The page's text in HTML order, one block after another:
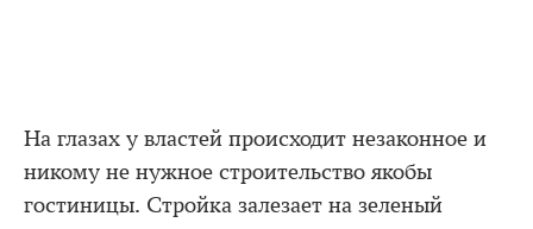
На глазах у властей происходит незаконное и
никому не нужное строительство якобы
гостиницы. Стройка залезает на зеленый